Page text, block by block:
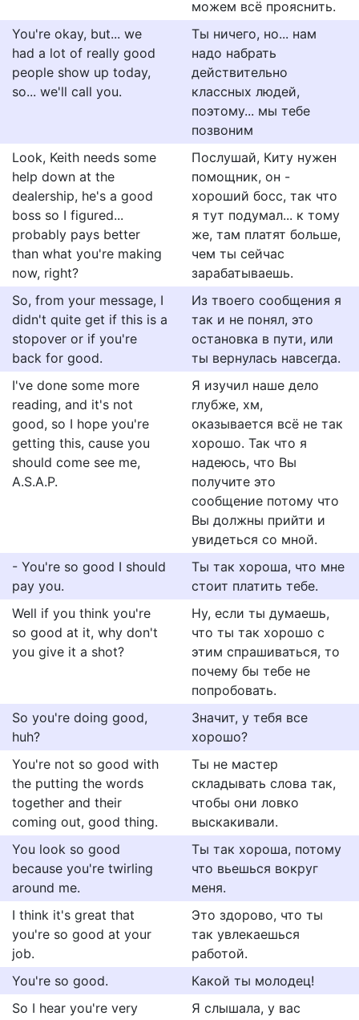
можем всё прояснить.
You're okay, but... we
had a lot of really good
people show up today,
so... we'll call you.
Ты ничего, но... нам
надо набрать
действительно
классных людей,
поэтому... мы тебе
позвоним
Look, Keith needs some
help down at the
dealership, he's a good
boss so I figured...
probably pays better
than what you're making
now, right?
Послушай, Киту нужен
помощник, он -
хороший босс, так что
я тут подумал... к тому
же, там платят больше,
чем ты сейчас
зарабатываешь.
So, from your message, I
didn't quite get if this is a
stopover or if you're
back for good.
Из твоего сообщения я
так и не понял, это
остановка в пути, или
ты вернулась навсегда.
I've done some more
reading, and it's not
good, so I hope you're
getting this, cause you
should come see me,
A.S.A.P.
Я изучил наше дело
глубже, хм,
оказывается всё не так
хорошо. Так что я
надеюсь, что Вы
получите это
сообщение потому что
Вы должны прийти и
увидеться со мной.
- You're so good I should
pay you.
Ты так хороша, что мне
стоит платить тебе.
Well if you think you're
so good at it, why don't
you give it a shot?
Ну, если ты думаешь,
что ты так хорошо с
этим спрашиваться, то
почему бы тебе не
попробовать.
So you're doing good,
huh?
Значит, у тебя все
хорошо?
You're not so good with
the putting the words
together and their
coming out, good thing.
Ты не мастер
складывать слова так,
чтобы они ловко
выскакивали.
You look so good
because you're twirling
around me.
Ты так хороша, потому
что вьешься вокруг
меня.
I think it's great that
you're so good at your
job.
Это здорово, что ты
так увлекаешься
работой.
You're so good.
Какой ты молодец!
So I hear you're very
Я слышала, у вас